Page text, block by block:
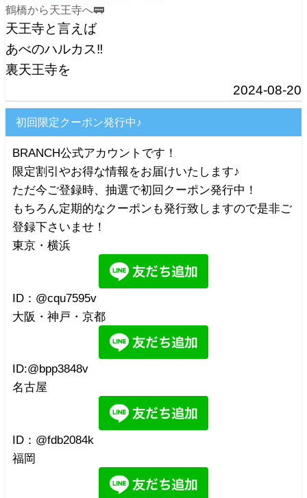
鶴橋から天王寺へ🚃
天王寺と言えば
あべのハルカス‼️
裏天王寺を
2024-08-20
初回限定クーポン発行中♪
BRANCH公式アカウントです！
限定割引やお得な情報をお届けいたします♪
ただ今ご登録時、抽選で初回クーポン発行中！
もちろん定期的なクーポンも発行致しますので是非ご
登録下さいませ！
東京・横浜
ID：@cqu7595v
大阪・神戸・京都
ID:@bpp3848v
名古屋
ID：@fdb2084k
福岡